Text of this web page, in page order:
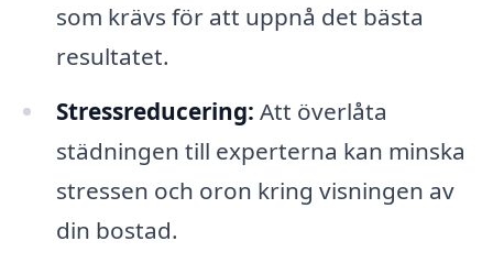
som krävs för att uppnå det bästa
resultatet.
Stressreducering: Att överlåta
städningen till experterna kan minska
stressen och oron kring visningen av
din bostad.